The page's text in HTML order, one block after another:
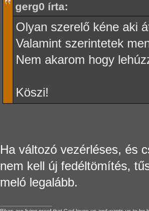
gerg0 írta:
Olyan szerelő kéne aki
Valamint szerintetek
Nem akarom hogy
Köszi!
Ha változó vezérléses, és
nem kell új fedéltömítés,
meló legalább.